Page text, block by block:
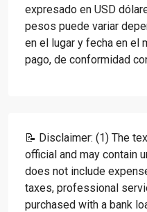
expresado en USD
pesos puede variar
en el lugar y fecha en el
pago, de conformidad
📝 Disclaimer: (1) The
official and may contain
does not include
taxes, professional
purchased with a bank